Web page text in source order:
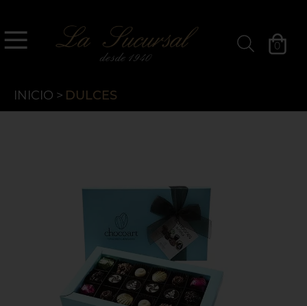
Filtros » 0
INICIO > DULCES